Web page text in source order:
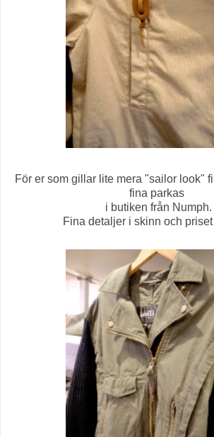
För er som gillar lite mera "sailor look"
fina parkas
i butiken från Numph.
Fina detaljer i skinn och